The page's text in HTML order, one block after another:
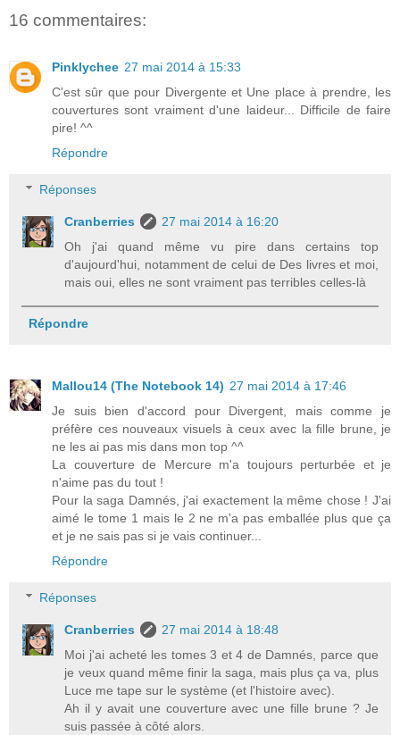
16 commentaires:
Pinklychee 27 mai 2014 à 15:33
C'est sûr que pour Divergente et Une place à prendre, les
couvertures sont vraiment d'une laideur... Difficile de faire
pire! ^^
Répondre
Réponses
Cranberries
27 mai 2014 à 16:20
Oh j'ai quand même vu pire dans certains top
d'aujourd'hui, notamment de celui de Des livres et moi,
mais oui, elles ne sont vraiment pas terribles celles-là
Répondre
Mallou14 (The Notebook 14) 27 mai 2014 à 17:46
Je suis bien d'accord pour Divergent, mais comme je
préfère ces nouveaux visuels à ceux avec la fille brune, je
ne les ai pas mis dans mon top ^^
La couverture de Mercure m'a toujours perturbée et je
n'aime pas du tout !
Pour la saga Damnés, j'ai exactement la même chose ! J'ai
aimé le tome 1 mais le 2 ne m'a pas emballée plus que ça
et je ne sais pas si je vais continuer...
Répondre
Réponses
Cranberries
27 mai 2014 à 18:48
Moi j'ai acheté les tomes 3 et 4 de Damnés, parce que
je veux quand même finir la saga, mais plus ça va, plus
Luce me tape sur le système (et l'histoire avec).
Ah il y avait une couverture avec une fille brune ? Je
suis passée à côté alors.